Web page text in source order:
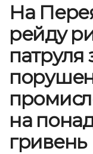
На
рейду
патруля
на понад
гривень